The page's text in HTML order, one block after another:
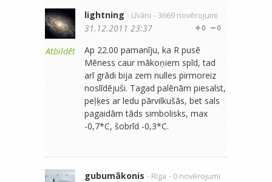
Atbildēt
lightning - Līvāni - 3669 novērojumi
0
0
31.12.2011 23:37
Ap 22.00 pamanīju, ka R pusē
Mēness caur mākoņiem spīd, tad
arī grādi bija zem nulles pirmoreiz
noslīdējuši. Tagad palēnām piesalst,
peļķes ar ledu pārvilkušās, bet sals
pagaidām tāds simbolisks, max
-0,7*C, šobrīd -0,3*C.
gubumākonis - Rīga - 0 novērojumi